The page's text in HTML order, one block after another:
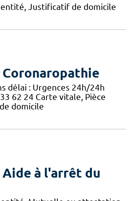
Justificatif de domicile
délai : Urgences 24h/24h
62 24 Carte vitale, Pièce
domicile
à l'arrêt du